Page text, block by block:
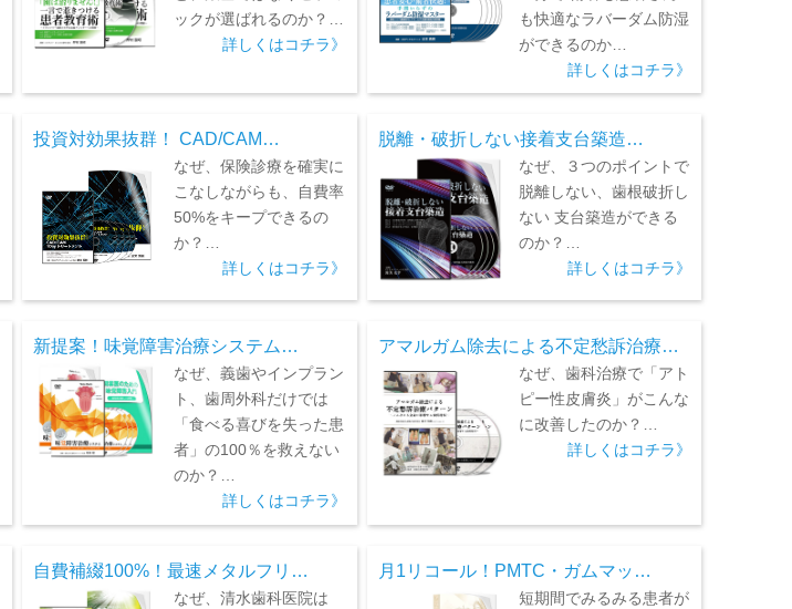
ックが選ばれるのか？…
詳しくはコチラ》
も快適なラバーダム防湿
ができるのか…
詳しくはコチラ》
投資対効果抜群！ CAD/CAM…
なぜ、保険診療を確実に
こなしながらも、自費率
50%をキープできるの
か？…
詳しくはコチラ》
脱離・破折しない接着支台築造…
なぜ、３つのポイントで
脱離しない、歯根破折し
ない 支台築造ができる
のか？…
詳しくはコチラ》
新提案！味覚障害治療システム…
なぜ、義歯やインプラン
ト、歯周外科だけでは
「食べる喜びを失った患
者」の100％を救えない
のか？…
詳しくはコチラ》
アマルガム除去による不定愁訴治療…
なぜ、歯科治療で「アト
ピー性皮膚炎」がこんな
に改善したのか？…
詳しくはコチラ》
自費補綴100%！最速メタルフリ…
なぜ、清水歯科医院は
月1リコール！PMTC・ガムマッ…
短期間でみるみる患者が